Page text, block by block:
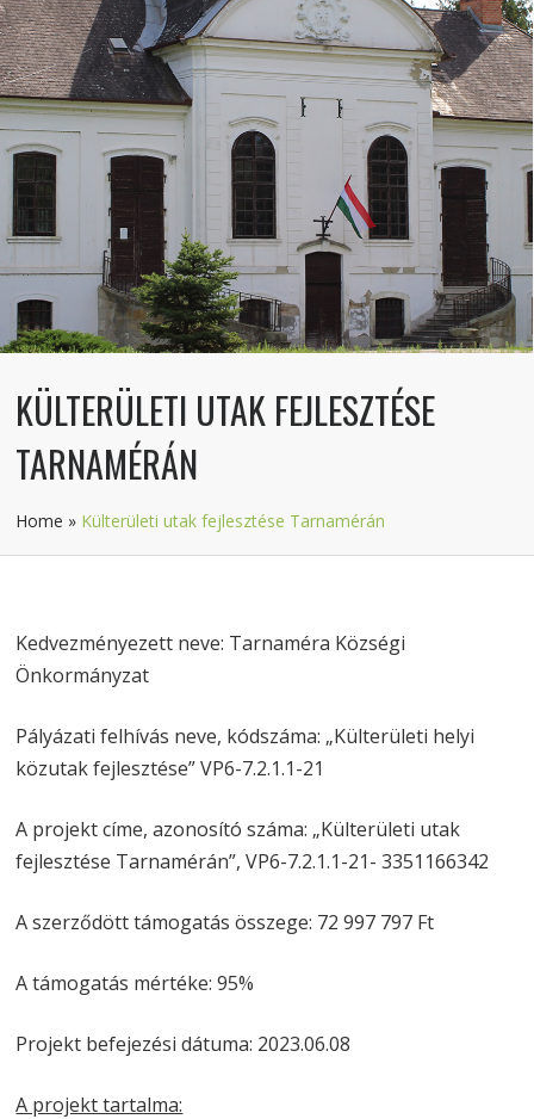
KÜLTERÜLETI UTAK FEJLESZTÉSE
TARNAMÉRÁN
Home » Külterületi utak fejlesztése Tarnamérán
Kedvezményezett neve: Tarnaméra Községi
Önkormányzat
Pályázati felhívás neve, kódszáma: „Külterületi helyi
közutak fejlesztése” VP6-7.2.1.1-21
A projekt címe, azonosító száma: „Külterületi utak
fejlesztése Tarnamérán”, VP6-7.2.1.1-21- 3351166342
A szerződött támogatás összege: 72 997 797 Ft
A támogatás mértéke: 95%
Projekt befejezési dátuma: 2023.06.08
A projekt tartalma: